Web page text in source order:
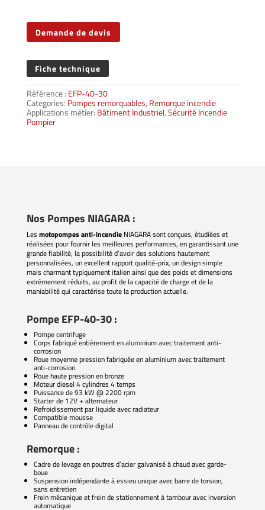
Demande de devis
Fiche technique
Référence : EFP-40-30
Categories: Pompes remorquables, Remorque incendie
Applications métier: Bâtiment Industriel,Sécurité Incendie
Pompier
Nos Pompes NIAGARA :
Les motopompes anti-incendieNIAGARA sont conçues, étudiées et
réalisées pour fournir les meilleures performances, en garantissant une
grande fiabilité, la possibilité d’avoir des solutions hautement
personnalisées, un excellent rapport qualité-prix, un design simple
mais charmant typiquement italien ainsi que des poids et dimensions
extrêmement réduits, au profit de la capacité de charge et de la
maniabilité qui caractérise toute la production actuelle.
Pompe EFP-40-30 :
Pompe centrifuge
Corps fabriqué entièrement en aluminium avec traitement anti-
corrosion
Roue moyenne pression fabriquée en aluminium avec traitement
anti-corrosion
Roue haute pression en bronze
Moteur diesel 4 cylindres 4 temps
Puissance de 93 kW @ 2200 rpm
Starter de 12V + alternateur
Refroidissement par liquide avec radiateur
Compatible mousse
Panneau de contrôle digital
Remorque :
Cadre de levage en poutres d’acier galvanisé à chaud avec garde-
boue
Suspension indépendante à essieu unique avec barre de torsion,
sans entretien
Frein mécanique et frein de stationnement à tambour avec inversion
automatique